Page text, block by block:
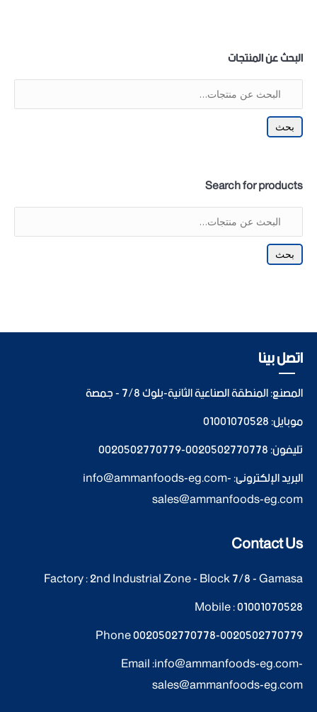
البحث عن المنتجات
بحث
Search for products
بحث
اتصل بينا
المصنع: المنطقة الصناعية الثانية-بلوك 7/8 - جمصة
موبايل:01001070528
تليفون:0020502770778
-
0020502770779
البريد الإلكترونى: info@ammanfoods-eg.com-
sales@ammanfoods-eg.com
Contact Us
Factory : 2nd Industrial Zone - Block 7/8 - Gamasa
Mobile :01001070528
Phone0020502770778-0020502770779
Email :info@ammanfoods-eg.com-
sales@ammanfoods-eg.com